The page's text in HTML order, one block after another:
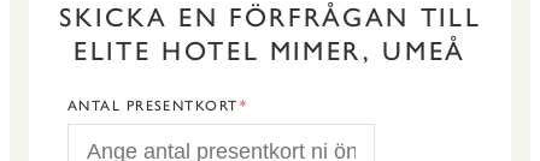
SKICKA EN FÖRFRÅGAN TILL
ELITE HOTEL MIMER, UMEÅ
ANTAL PRESENTKORT